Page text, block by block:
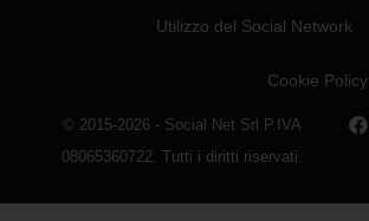
Utilizzo del Social Network
Cookie Policy
© 2015-2026 - Social Net Srl P.IVA
08065360722. Tutti i diritti riservati.